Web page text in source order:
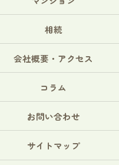
相続
会社概要・アクセス
コラム
お問い合わせ
サイトマップ